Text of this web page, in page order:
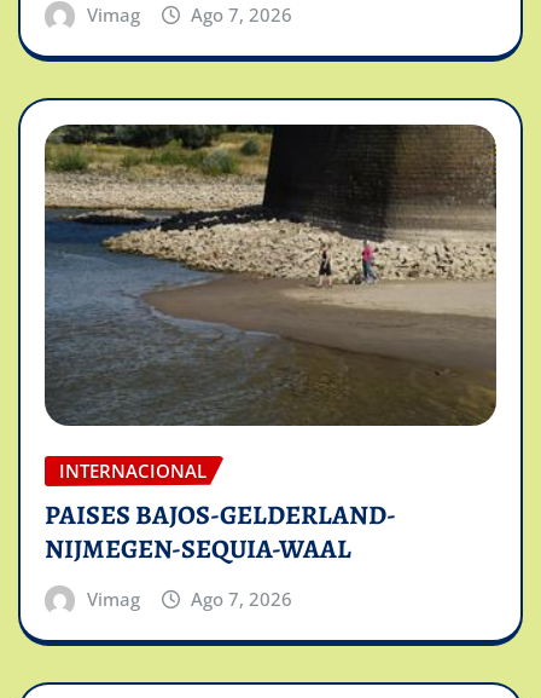
Vimag Ago 7, 2026
INTERNACIONAL
PAISES BAJOS-GELDERLAND-
NIJMEGEN-SEQUIA-WAAL
Vimag Ago 7, 2026